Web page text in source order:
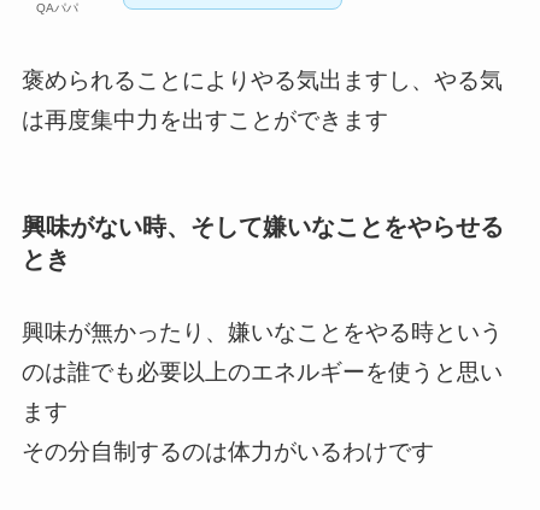
QAパパ
褒められることによりやる気出ますし、やる気
は再度集中力を出すことができます
興味がない時、そして嫌いなことをやらせる
とき
興味が無かったり、嫌いなことをやる時という
のは誰でも必要以上のエネルギーを使うと思い
ます
その分自制するのは体力がいるわけです